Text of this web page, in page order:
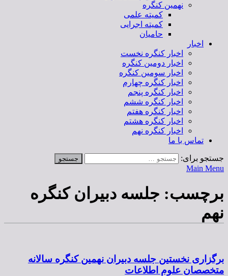
نهمین کنگره
کمیته علمی
کمیته اجرایی
حامیان
اخبار
اخبار کنگره نخست
اخبار دومین کنگره
اخبار سومین کنگره
اخبار کنگره چهارم
اخبار کنگره پنجم
اخبار کنگره ششم
اخبار کنگره هفتم
اخبار کنگره هشتم
اخبار کنگره نهم
تماس با ما
جستجو برای:
Main Menu
برچسب: جلسه دبیران کنگره
نهم
برگزاری نخستین جلسه دبیران نهمین کنگره سالانه
متخصصان علوم اطلاعات